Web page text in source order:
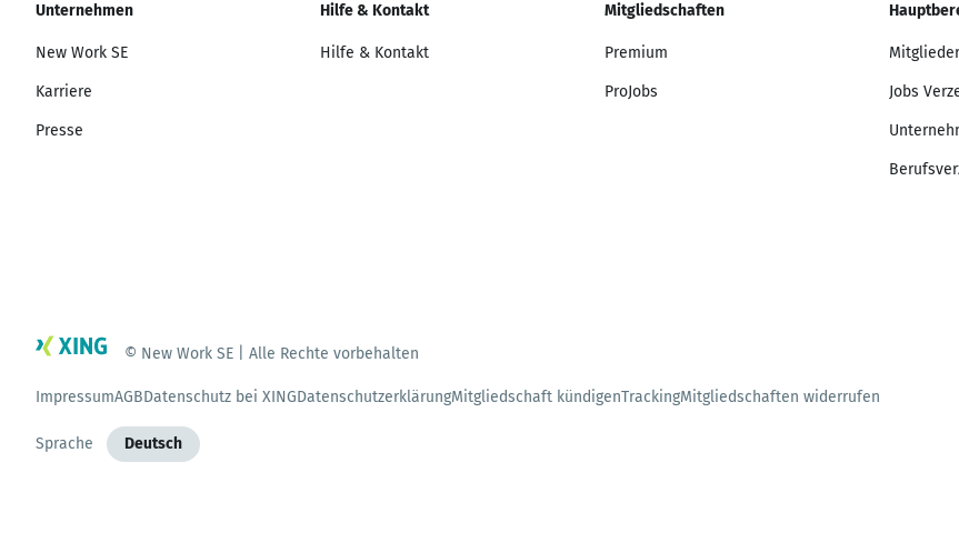
Unternehmen
New Work SE
Karriere
Presse
Hilfe & Kontakt
Hilfe & Kontakt
Mitgliedschaften
Premium
ProJobs Jobs
© New Work SE | Alle Rechte vorbehalten
ImpressumAGBDatenschutz bei XINGDatenschutzerklärungMitgliedschaft kündigenTrackingMitgliedschaften widerrufen
Sprache Deutsch